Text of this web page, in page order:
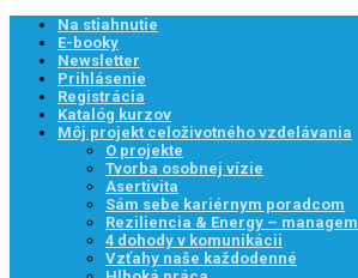
Na stiahnutie
E-booky
Newsletter
Prihlásenie
Registrácia
Katalóg kurzov
Môj projekt celoživotného vzdelávania
O projekte
Tvorba osobnej vízie
Asertivita
Sám sebe kariérnym poradcom
Reziliencia & Energy –
4 dohody v komunikácii
Vzťahy naše každodenné